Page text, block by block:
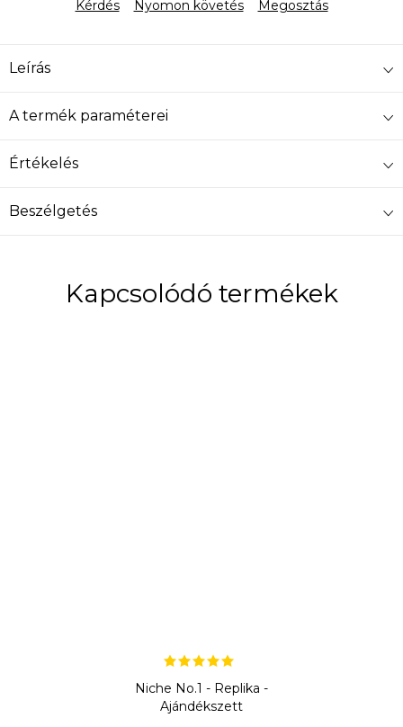
Kérdés Nyomon követés Megosztás
Leírás
A termék paraméterei
Értékelés
Beszélgetés
Kapcsolódó termékek
Niche No.1 - Replika -
Ajándékszett